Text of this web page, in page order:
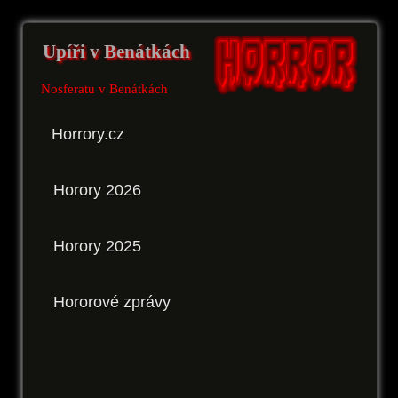
Upíři v Benátkách
Nosferatu v Benátkách
Horrory.cz
Horory 2026
Horory 2025
Hororové zprávy